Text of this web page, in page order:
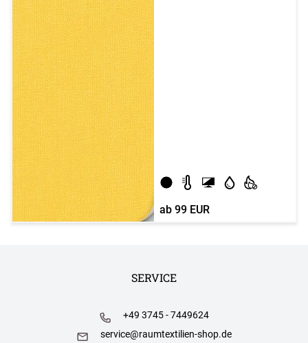
ab 99 EUR
SERVICE
+49 3745 - 7449624
service@raumtextilien-shop.de